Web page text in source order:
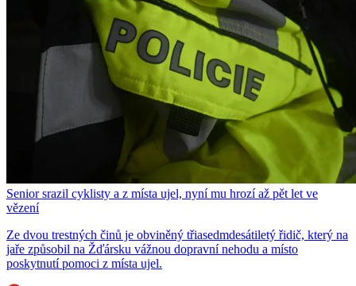
Senior srazil cyklisty a z místa ujel, nyní mu hrozí až pět let ve
vězení
Ze dvou trestných činů je obviněný třiasedmdesátiletý řidič, který na
jaře způsobil na Žďársku vážnou dopravní nehodu a místo
poskytnutí pomoci z místa ujel.